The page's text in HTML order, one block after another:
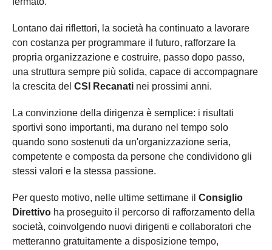
Lontano dai riflettori, la società ha continuato a lavorare
con costanza per programmare il futuro, rafforzare la
propria organizzazione e costruire, passo dopo passo,
una struttura sempre più solida, capace di accompagnare
la crescita del CSI Recanati nei prossimi anni.
La convinzione della dirigenza è semplice: i risultati
sportivi sono importanti, ma durano nel tempo solo
quando sono sostenuti da un'organizzazione seria,
competente e composta da persone che condividono gli
stessi valori e la stessa passione.
Per questo motivo, nelle ultime settimane il Consiglio
Direttivo ha proseguito il percorso di rafforzamento della
società, coinvolgendo nuovi dirigenti e collaboratori che
metteranno gratuitamente a disposizione tempo,